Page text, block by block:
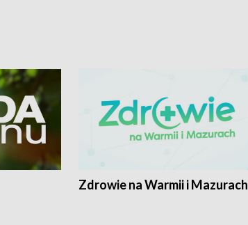
Zdrowie na Warmii i Mazurach